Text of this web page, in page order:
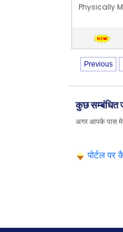
Physically
Edit Profile
Profile Last
Previous
कुछ सम्बंधित
अगर आपके पास
पोर्टल पर